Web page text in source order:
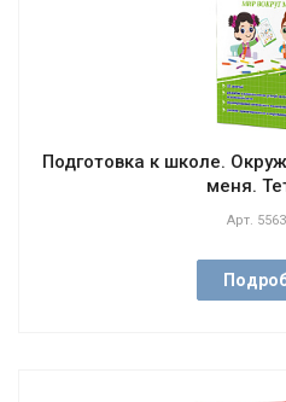
Подготовка к школе.
меня.
Арт.